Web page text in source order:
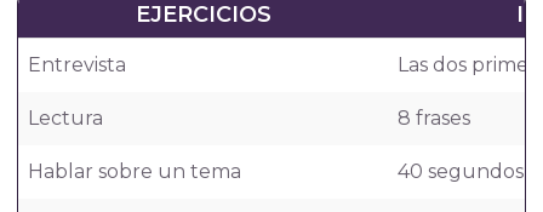
EJERCICIOS
Entrevista Las dos
Lectura 8 frases
Hablar sobre un tema 40 segundos